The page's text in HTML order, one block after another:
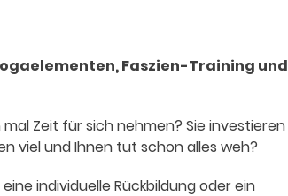
Faszien-Training und
Zeit für sich nehmen? Sie investieren
viel und Ihnen tut schon alles weh?
individuelle Rückbildung oder ein